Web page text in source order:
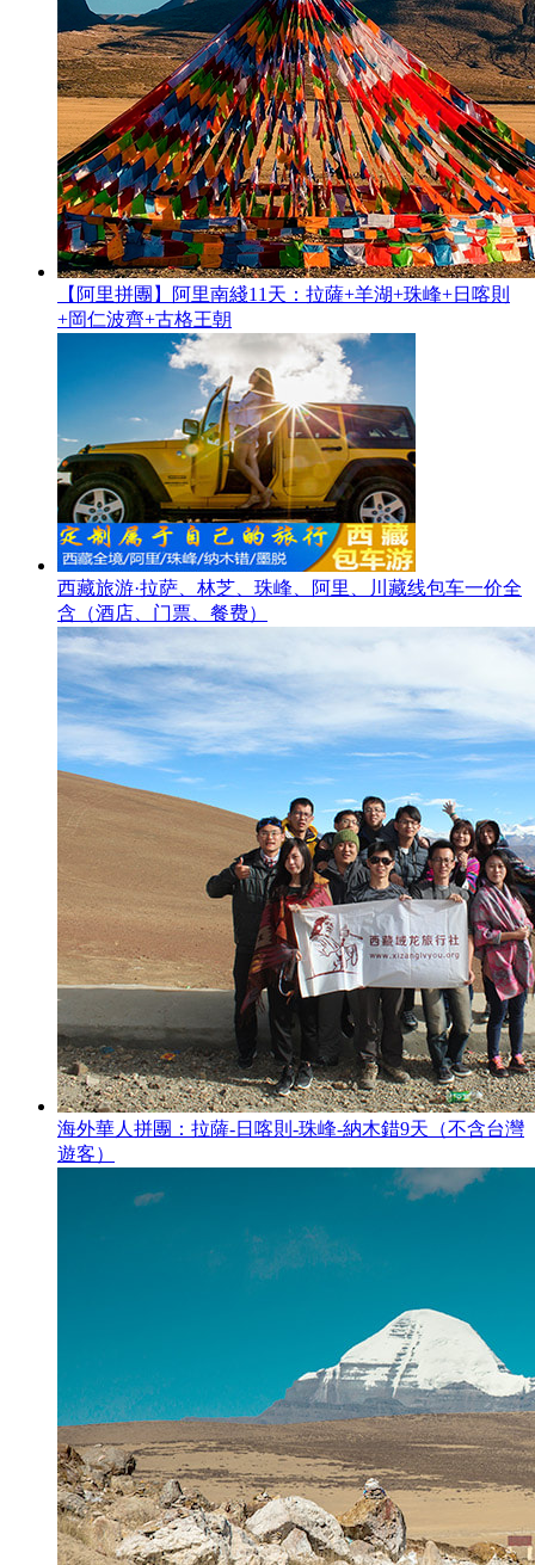
【阿里拼團】阿里南綫11天：拉薩+羊湖+珠峰+日喀則
+岡仁波齊+古格王朝
西藏旅游·拉萨、林芝、珠峰、阿里、川藏线包车一价全
含（酒店、门票、餐费）
海外華人拼團：拉薩-日喀則-珠峰-納木錯9天（不含台灣
遊客）